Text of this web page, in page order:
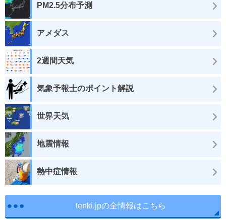
PM2.5分布予測
アメダス
2週間天気
気象予報士のポイント解説
世界天気
地震情報
熱中症情報
tenki.jpの全情報はこちら